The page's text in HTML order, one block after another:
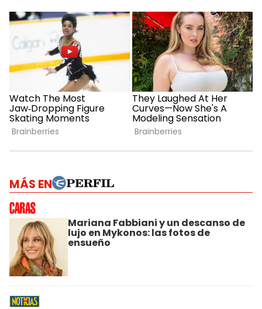
MÁS EN
Mariana Fabbiani y un descanso de
lujo en Mykonos: las fotos de
ensueño